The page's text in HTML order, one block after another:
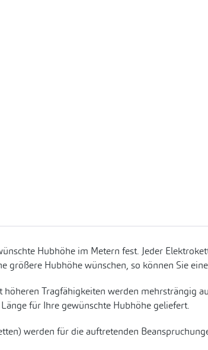
Hubhöhe im Metern fest. Jeder
größere Hubhöhe wünschen, so können Sie
Tragfähigkeiten werden mehrsträngig
für Ihre gewünschte Hubhöhe geliefert.
werden für die auftretenden